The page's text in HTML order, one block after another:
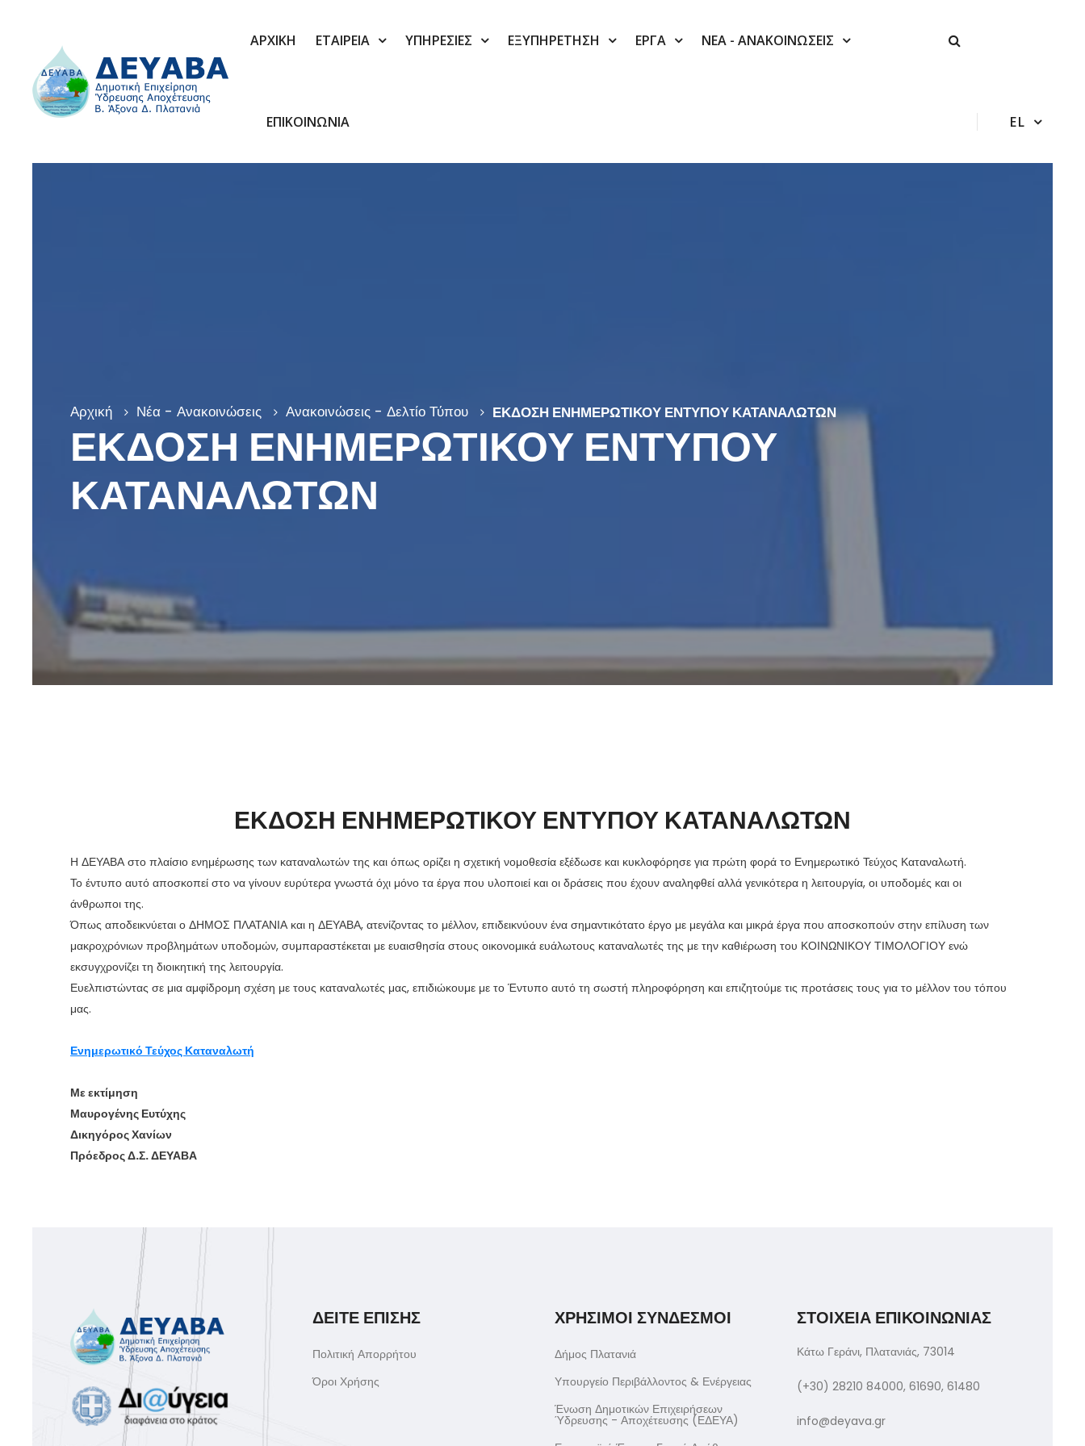
ΑΡΧΙΚΗ ΕΤΑΙΡΕΙΑ ΥΠΗΡΕΣΙΕΣ ΕΞΥΠΗΡΕΤΗΣΗ ΕΡΓΑ ΝΕΑ - ΑΝΑΚΟΙΝΩΣΕΙΣ
ΕΠΙΚΟΙΝΩΝΙΑ EL
Αρχική Νέα - Ανακοινώσεις Ανακοινώσεις - Δελτίο Τύπου ΕΚΔΟΣΗ ΕΝΗΜΕΡΩΤΙΚΟΥ ΕΝΤΥΠΟΥ ΚΑΤΑΝΑΛΩΤΩΝ
ΕΚΔΟΣΗ ΕΝΗΜΕΡΩΤΙΚΟΥ ΕΝΤΥΠΟΥ
ΚΑΤΑΝΑΛΩΤΩΝ
ΕΚΔΟΣΗ ΕΝΗΜΕΡΩΤΙΚΟΥ ΕΝΤΥΠΟΥ ΚΑΤΑΝΑΛΩΤΩΝ
Η ΔΕΥΑΒΑ στο πλαίσιο ενημέρωσης των καταναλωτών της και όπως ορίζει η σχετική νομοθεσία εξέδωσε και κυκλοφόρησε για πρώτη φορά το Ενημερωτικό Τεύχος Καταναλωτή.
Το έντυπο αυτό αποσκοπεί στο να γίνουν ευρύτερα γνωστά όχι μόνο τα έργα που υλοποιεί και οι δράσεις που έχουν αναληφθεί αλλά γενικότερα η λειτουργία, οι υποδομές και οι
άνθρωποι της.
Όπως αποδεικνύεται ο ΔΗΜΟΣ ΠΛΑΤΑΝΙΑ και η ΔΕΥΑΒΑ, ατενίζοντας το μέλλον, επιδεικνύουν ένα σημαντικότατο έργο με μεγάλα και μικρά έργα που αποσκοπούν στην επίλυση των
μακροχρόνιων προβλημάτων υποδομών, συμπαραστέκεται με ευαισθησία στους οικονομικά ευάλωτους καταναλωτές της με την καθιέρωση του ΚΟΙΝΩΝΙΚΟΥ ΤΙΜΟΛΟΓΙΟΥ ενώ
εκσυγχρονίζει τη διοικητική της λειτουργία.
Ευελπιστώντας σε μια αμφίδρομη σχέση με τους καταναλωτές μας, επιδιώκουμε με το Έντυπο αυτό τη σωστή πληροφόρηση και επιζητούμε τις προτάσεις τους για το μέλλον του τόπου
μας.
Ενημερωτικό Τεύχος Καταναλωτή
Με εκτίμηση
Μαυρογένης Ευτύχης
Δικηγόρος Χανίων
Πρόεδρος Δ.Σ. ΔΕΥΑΒΑ
ΔΕΙΤΕ ΕΠΙΣΗΣ
Πολιτική Απορρήτου
Όροι Χρήσης
ΧΡΗΣΙΜΟΙ ΣΥΝΔΕΣΜΟΙ
Δήμος Πλατανιά
Υπουργείο Περιβάλλοντος & Ενέργειας
Ένωση Δημοτικών Επιχειρήσεων
Ύδρευσης - Αποχέτευσης (ΕΔΕΥΑ)
ΣΤΟΙΧΕΙΑ ΕΠΙΚΟΙΝΩΝΙΑΣ
Κάτω Γεράνι, Πλατανιάς, 73014
(+30) 28210 84000, 61690, 61480
info@deyava.gr